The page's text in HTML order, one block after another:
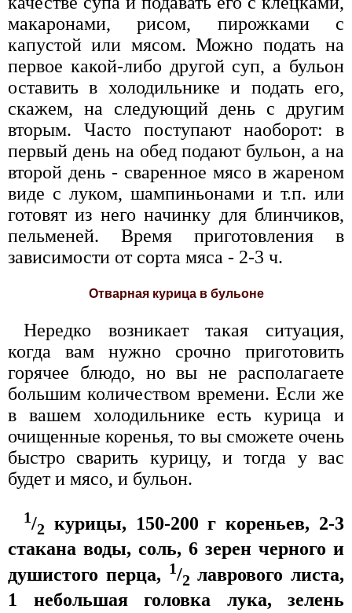
макаронами, рисом, пирожками с
капустой или мясом. Можно подать на
первое какой-либо другой суп, а бульон
оставить в холодильнике и подать его,
скажем, на следующий день с другим
вторым. Часто поступают наоборот: в
первый день на обед подают бульон, а на
второй день - сваренное мясо в жареном
виде с луком, шампиньонами и т.п. или
готовят из него начинку для блинчиков,
пельменей. Время приготовления в
зависимости от сорта мяса - 2-3 ч.
Отварная курица в бульоне
Нередко возникает такая ситуация,
когда вам нужно срочно приготовить
горячее блюдо, но вы не располагаете
большим количеством времени. Если же
в вашем холодильнике есть курица и
очищенные коренья, то вы сможете очень
быстро сварить курицу, и тогда у вас
будет и мясо, и бульон.
1/2 курицы, 150-200 г кореньев, 2-3
стакана воды, соль, 6 зерен черного и
душистого перца, 1/2 лаврового листа,
1 небольшая головка лука, зелень